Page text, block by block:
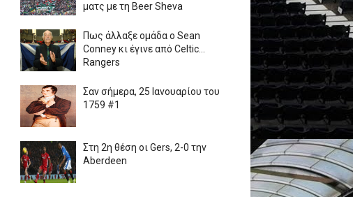
ματς με τη Beer Sheva
Πως άλλαξε ομάδα ο Sean
Conney κι έγινε από Celtic...
Rangers
Σαν σήμερα, 25 Ιανουαρίου του
1759 #1
Στη 2η θέση οι Gers, 2-0 την
Aberdeen